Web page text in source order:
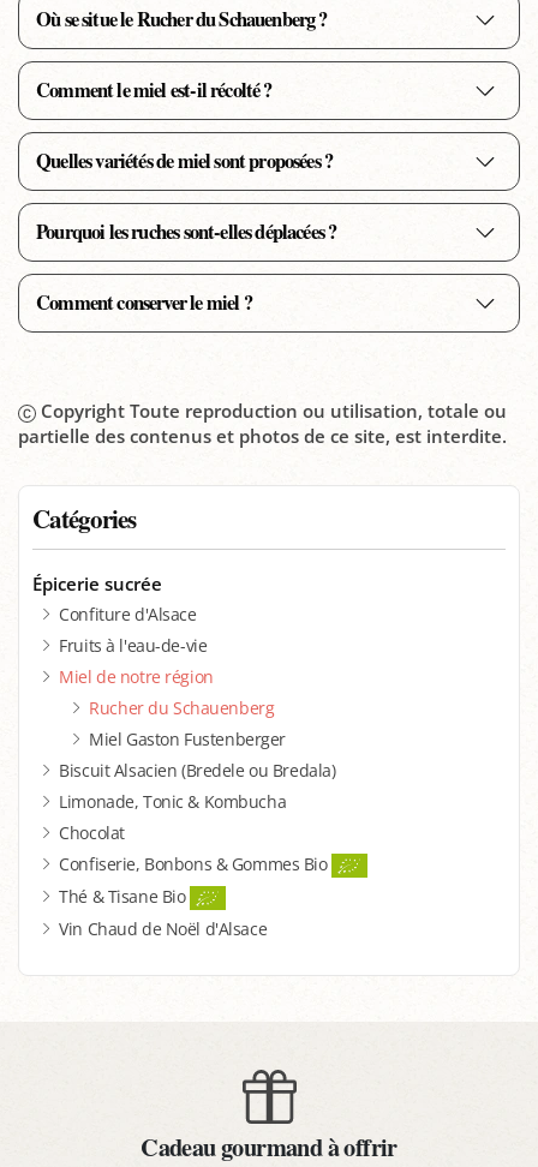
Catégories
Épicerie sucrée
Confiture d'Alsace
Fruits à l'eau-de-vie
Miel de notre région
Rucher du Schauenberg
Miel Gaston Fustenberger
Biscuit Alsacien (Bredele ou Bredala)
Limonade, Tonic & Kombucha
Chocolat
Confiserie, Bonbons & Gommes Bio
Thé & Tisane Bio
Vin Chaud de Noël d'Alsace
Où se situe le Rucher du Schauenberg ?
Comment le miel est-il récolté ?
Quelles variétés de miel sont proposées ?
Pourquoi les ruches sont-elles déplacées ?
Comment conserver le miel ?
Copyright Toute reproduction ou utilisation, totale ou
partielle des contenus et photos de ce site, est interdite.
Cadeau gourmand à offrir